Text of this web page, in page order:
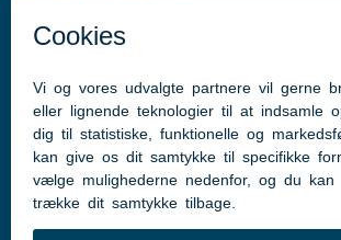
EAN-lokationsnummer:
Telefontider
Mandag - Torsdag: 10:00-14:00
Fredag: 10.00-12.00